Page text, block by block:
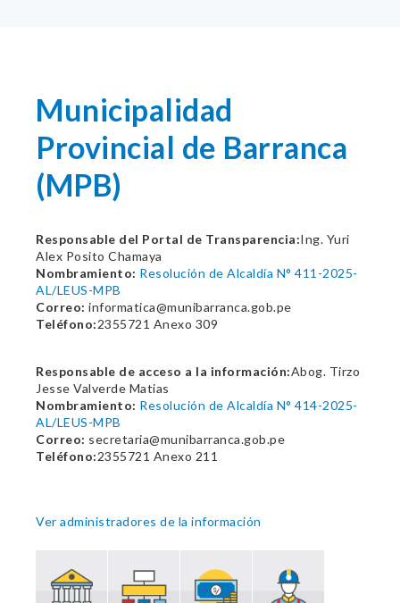
Municipalidad
Provincial de Barranca
(MPB)
Responsable del Portal de Transparencia:Ing. Yuri
Alex Posito Chamaya
Nombramiento: Resolución de Alcaldía N° 411-2025-
AL/LEUS-MPB
Correo: informatica@munibarranca.gob.pe
Teléfono:2355721 Anexo 309
Responsable de acceso a la información:Abog. Tirzo
Jesse Valverde Matias
Nombramiento: Resolución de Alcaldía N° 414-2025-
AL/LEUS-MPB
Correo: secretaria@munibarranca.gob.pe
Teléfono:2355721 Anexo 211
Ver administradores de la información